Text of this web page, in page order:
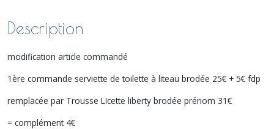
Description
modification article commandé
1ère commande serviette de toilette à liteau brodée 25€ + 5€ fdp
remplacée par Trousse LIcette liberty brodée prénom 31€
= complément 4€